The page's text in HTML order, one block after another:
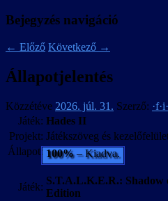
Bejegyzés navigáció
← Előző Következő →
Állapotjelentés
Közzétéve 2026. júl. 31. Szerző:
Játék: Hades II
Projekt: Játékszöveg és
Állapot: 100%– Kiadva.
Játék:
S.T.A.L.K.E.R.: Shadow
Edition